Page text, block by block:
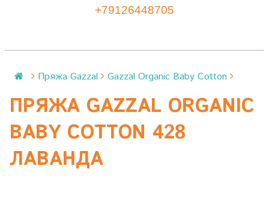
+79126448705
Пряжа Gazzal Gazzal Organic Baby Cotton
ПРЯЖА GAZZAL ORGANIC
BABY COTTON 428
ЛАВАНДА